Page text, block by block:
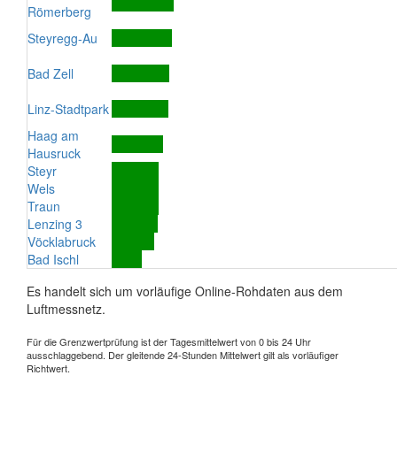
Römerberg
Steyregg-Au
Bad Zell
Linz-Stadtpark
Haag am
Hausruck
Steyr
Wels
Traun
Lenzing 3
Vöcklabruck
Bad Ischl
Es handelt sich um vorläufige Online-Rohdaten aus dem
Luftmessnetz.
Für die Grenzwertprüfung ist der Tagesmittelwert von 0 bis 24 Uhr
ausschlaggebend. Der gleitende 24-Stunden Mittelwert gilt als vorläufiger
Richtwert.